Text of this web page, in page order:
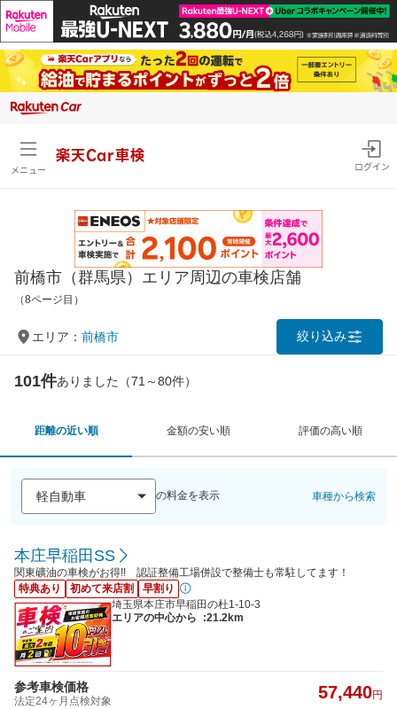
メニュー
楽天Car車検
ログイン
前橋市（群馬県）エリア周辺の車検店舗
（8ページ目）
エリア： 前橋市 絞り込み
101件ありました（71～80件）
距離の近い順 金額の安い順 評価の高い順
の料金を表示 車種から検索
本庄早稲田SS
関東礦油の車検がお得!! 認証整備工場併設で整備士も常駐してます！
特典あり
初めて来店割
早割り
埼玉県本庄市早稲田の杜1-10-3
エリアの中心から
:21.2km
参考車検価格
法定24ヶ月点検対象 57,440円